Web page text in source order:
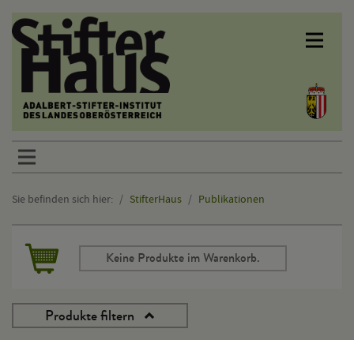
Sprunglinks
Sie befinden sich hier: StifterHaus Publikationen
Hauptinhalt
Keine Produkte im Warenkorb.
Produkte filtern